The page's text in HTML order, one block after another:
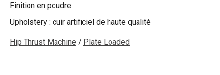
Finition en poudre
Upholstery : cuir artificiel de haute qualité
Hip Thrust Machine / Plate Loaded